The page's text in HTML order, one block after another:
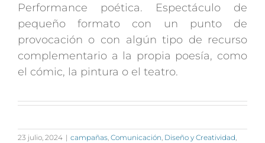
Performance poética. Espectáculo de
pequeño formato con un punto de
provocación o con algún tipo de recurso
complementario a la propia poesía, como
el cómic, la pintura o el teatro.
23 julio, 2024 | campañas Comunicación Diseño y Creatividad